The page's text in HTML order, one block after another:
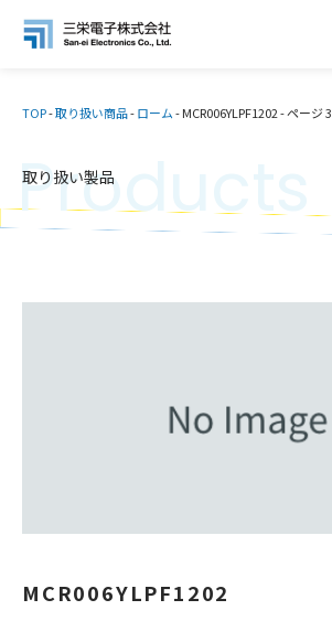
TOP-取り扱い商品-ローム-MCR006YLPF1202-ページ 3
取り扱い製品
Products
MCR006YLPF1202